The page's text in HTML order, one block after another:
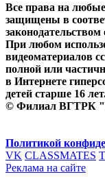
Все права на
защищены в
При любом
видеоматериалов
полной или
в Интернете
детей старше 16
© Филиал ВГТРК
Политикой
VK CLASSMATES
Реклама на сайте